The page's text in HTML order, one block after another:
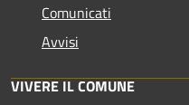
Comunicati
Avvisi
VIVERE IL COMUNE